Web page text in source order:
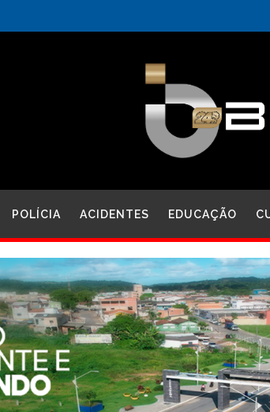
POLÍCIA ACIDENTES EDUCAÇÃO